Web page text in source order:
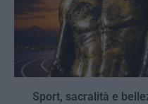
Sport, sacralità e